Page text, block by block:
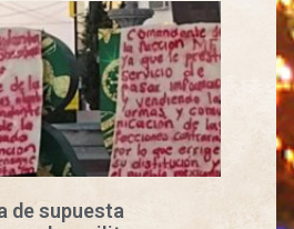
de supuesta